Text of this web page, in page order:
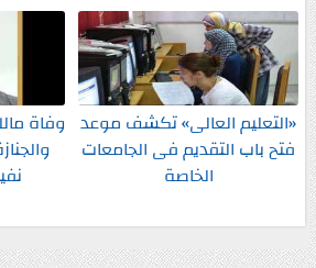
«التعليم العالى» تكشف موعد
فتح باب التقديم فى الجامعات
الخاصة
وفاة